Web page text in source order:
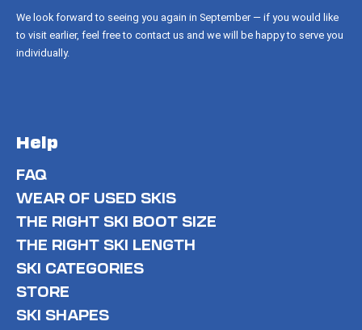
We look forward to seeing you again in September — if you would like
to visit earlier, feel free to contact us and we will be happy to serve you
individually.
Help
FAQ
WEAR OF USED SKIS
THE RIGHT SKI BOOT SIZE
THE RIGHT SKI LENGTH
SKI CATEGORIES
STORE
SKI SHAPES